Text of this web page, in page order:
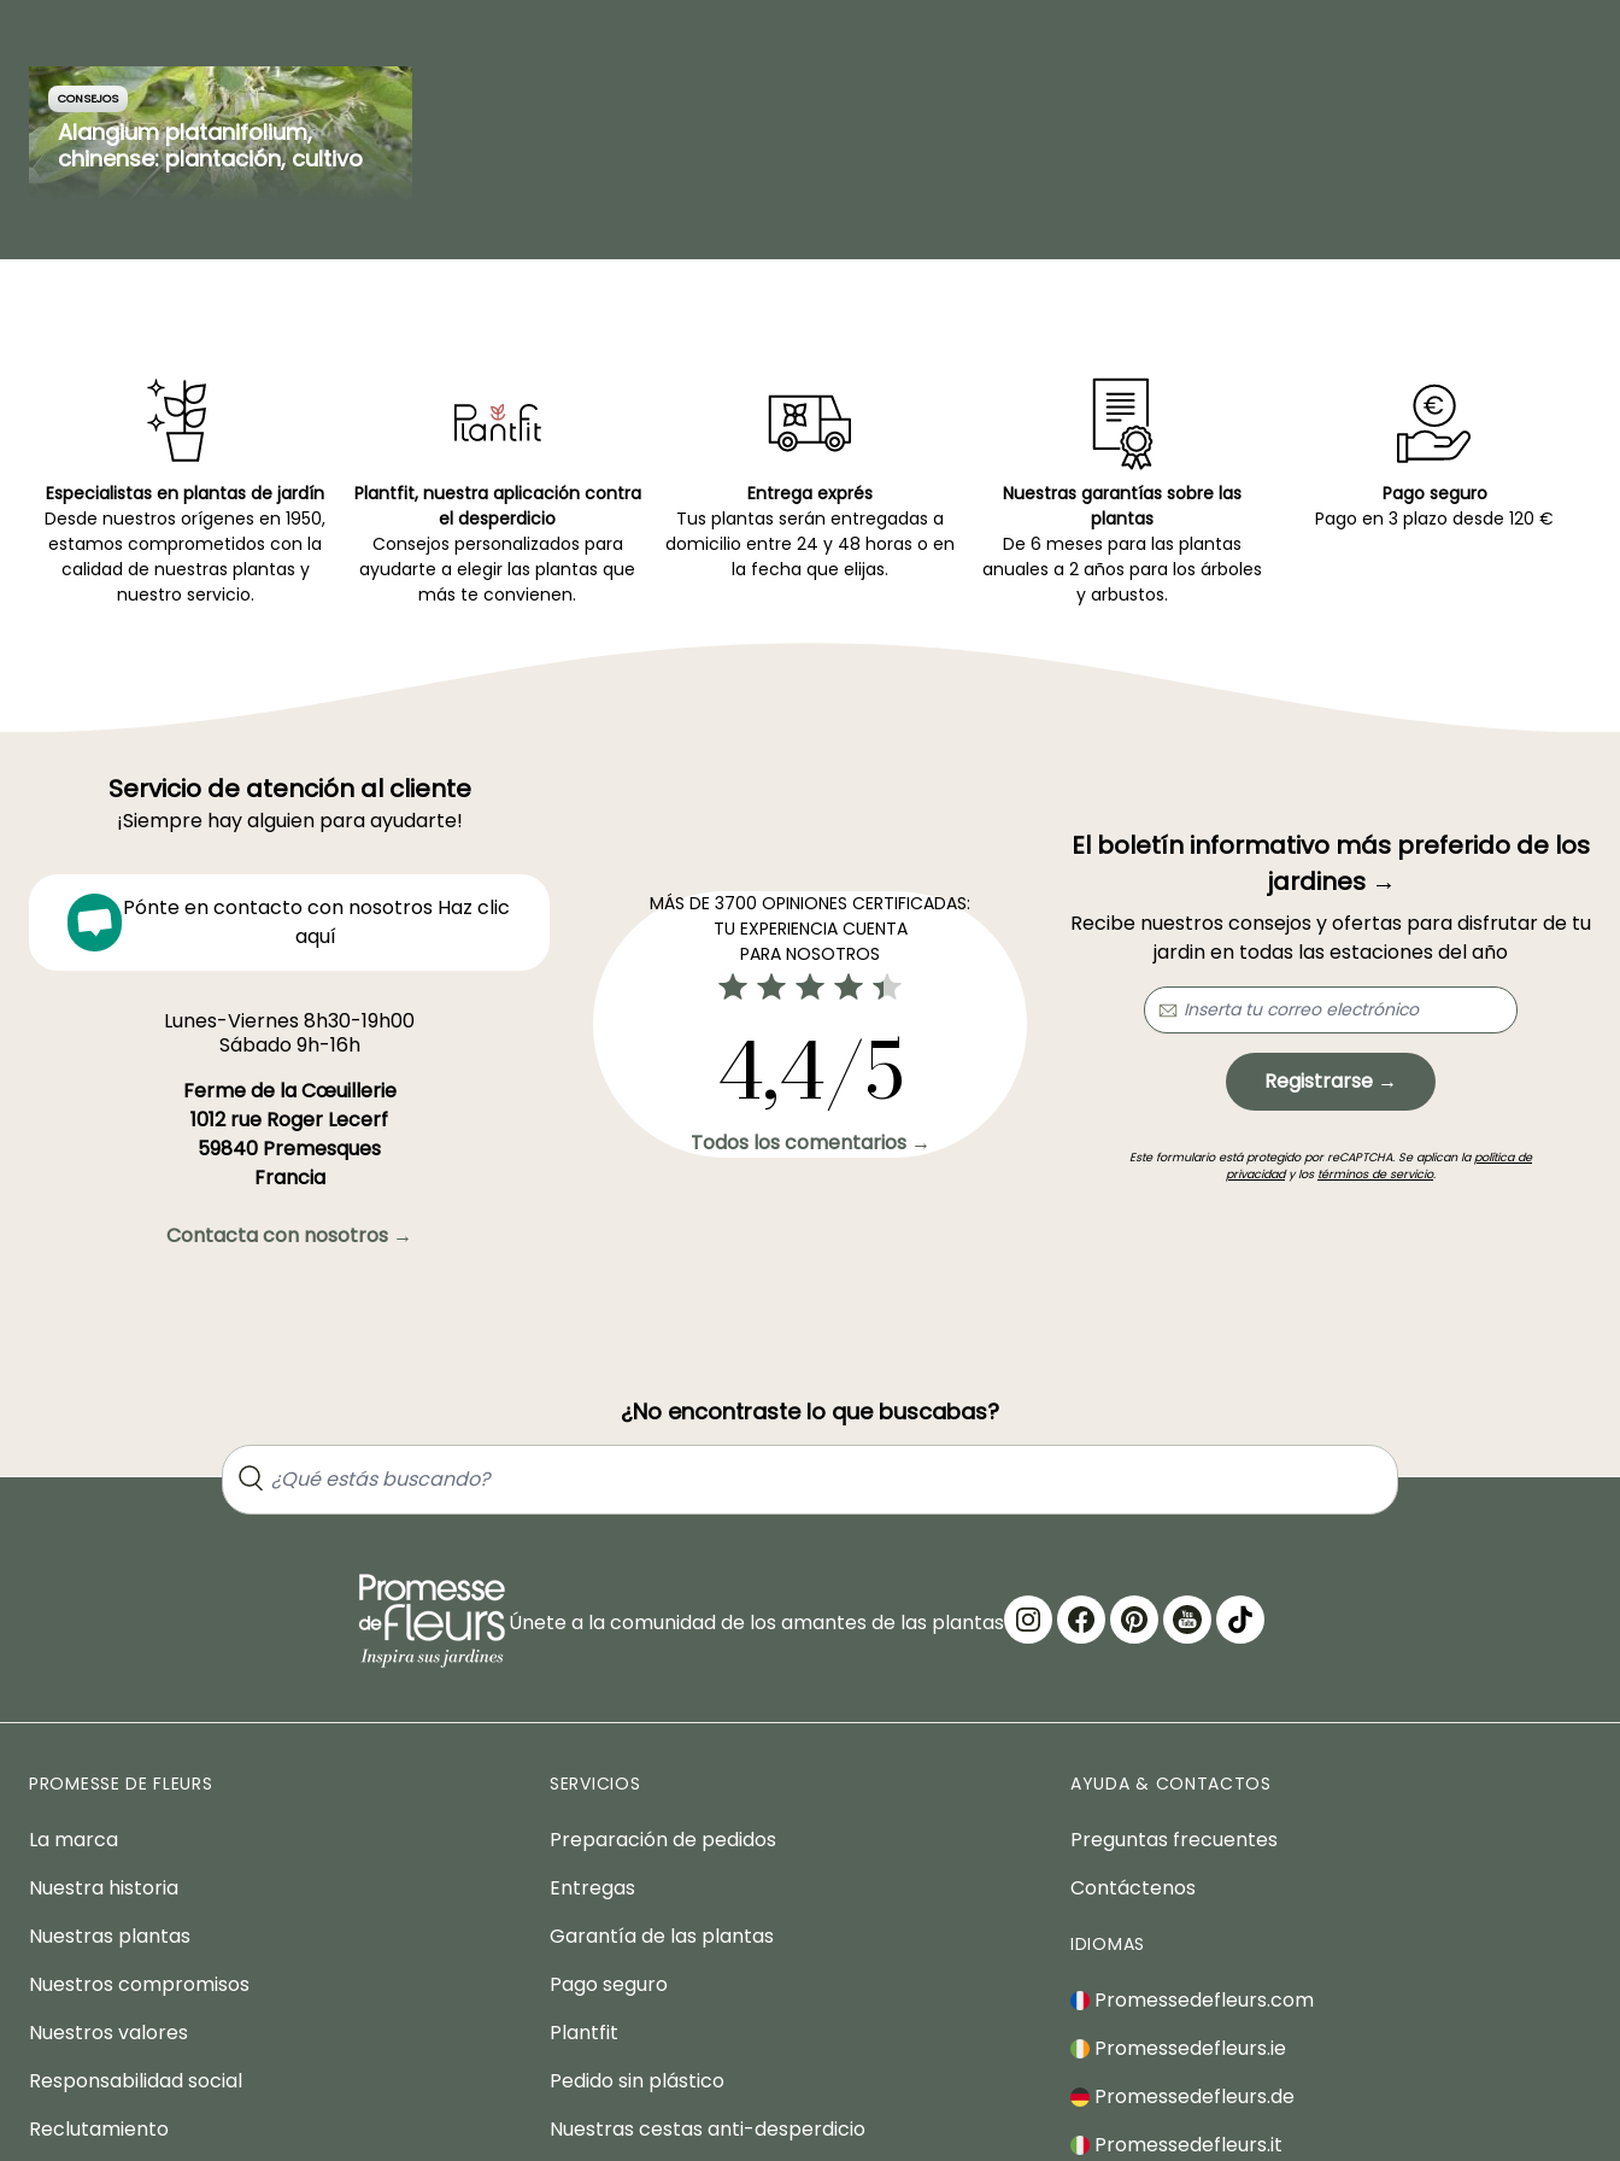
CONSEJOS
Alangium platanifolium,
chinense: plantación, cultivo
Especialistas en plantas de jardín
Desde nuestros orígenes en 1950,
estamos comprometidos con la
calidad de nuestras plantas y
nuestro servicio.
Plantfit, nuestra aplicación contra
el desperdicio
Consejos personalizados para
ayudarte a elegir las plantas que
más te convienen.
Entrega exprés
Tus plantas serán entregadas a
domicilio entre 24 y 48 horas o en
la fecha que elijas.
Nuestras garantías sobre las
plantas
De 6 meses para las plantas
anuales a 2 años para los árboles
y arbustos.
Pago seguro
Pago en 3 plazo desde 120 €
Servicio de atención al cliente
¡Siempre hay alguien para ayudarte!
Pónte en contacto con nosotros Haz clic
aquí
Lunes-Viernes 8h30-19h00
Sábado 9h-16h
Ferme de la Cœuillerie
1012 rue Roger Lecerf
59840 Premesques
Francia
Contacta con nosotros →
MÁS DE 3700 OPINIONES CERTIFICADAS:
TU EXPERIENCIA CUENTA
PARA NOSOTROS
4,4/5
Todos los comentarios →
El boletín informativo más preferido de los
jardines →
Recibe nuestros consejos y ofertas para disfrutar de tu
jardin en todas las estaciones del año
Registrarse →
Este formulario está protegido por reCAPTCHA. Se aplican lapolítica de
privacidady los términos de servicio.
¿No encontraste lo que buscabas?
Únete a la comunidad de los amantes de las plantas
PROMESSE DE FLEURS
La marca
Nuestra historia
Nuestras plantas
Nuestros compromisos
Nuestros valores
Responsabilidad social
Reclutamiento
SERVICIOS
Preparación de pedidos
Entregas
Garantía de las plantas
Pago seguro
Plantfit
Pedido sin plástico
Nuestras cestas anti-desperdicio
AYUDA & CONTACTOS
Preguntas frecuentes
Contáctenos
IDIOMAS
Promessedefleurs.com
Promessedefleurs.ie
Promessedefleurs.de
Promessedefleurs.it